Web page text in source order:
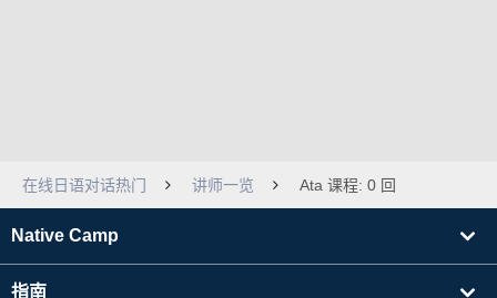
在线日语对话热门 讲师一览 Ata 课程: 0 回
Native Camp
指南